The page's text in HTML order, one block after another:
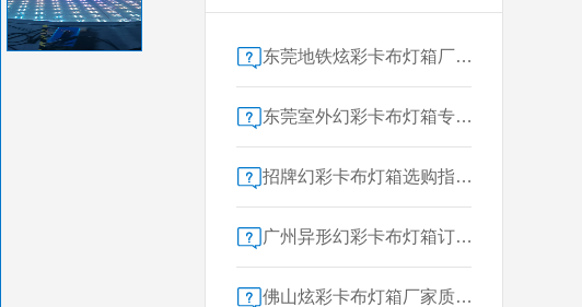
东莞地铁炫彩卡布灯箱厂家售后保障对比指南：广告公司选型核心要素解析
东莞室外幻彩卡布灯箱专业供应商技术解析
招牌幻彩卡布灯箱选购指南：广州广告公司专业视角
广州异形幻彩卡布灯箱订做：广告人必看的交付周期决策指南
佛山炫彩卡布灯箱厂家质量对比指南：广告公司选型核心参数解析